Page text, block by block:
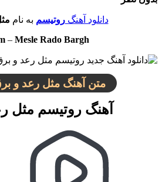
دانلود آهنگروتیسم به نام
– Mesle Rado Bargh
متن آهنگ مثل رعد و
آهنگ روتیسم مثل